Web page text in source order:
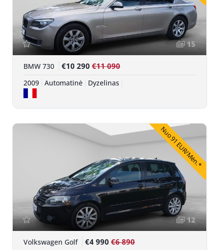
15
BMW 730 €10 290 €11 090
2009 Automatinė Dyzelinas
Nuo 91 EUR/Mėn.*
12
Volkswagen Golf €4 990 €6 890